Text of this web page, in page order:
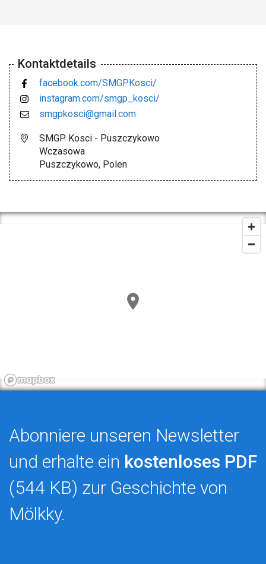
Kontaktdetails
facebook.com/SMGPKosci/
instagram.com/smgp_kosci/
smgpkosci@gmail.com
SMGP Kosci - Puszczykowo
Wczasowa
Puszczykowo, Polen
Abonniere unseren Newsletter
und erhalte ein kostenloses PDF
(544 KB) zur Geschichte von
Mölkky.